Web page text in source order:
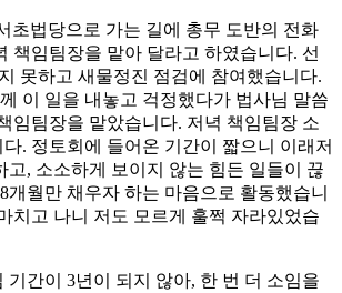
초법당으로 가는 길에 총무 도반의 전화
책임팀장을 맡아 달라고 하였습니다. 선
못하고 새물정진 점검에 참여했습니다.
이 일을 내놓고 걱정했다가 법사님 말씀
임팀장을 맡았습니다. 저녁 책임팀장 소
. 정토회에 들어온 기간이 짧으니 이래저
고, 소소하게 보이지 않는 힘든 일들이 끊
개월만 채우자 하는 마음으로 활동했습니
치고 나니 저도 모르게 훌쩍 자라있었습
기간이 3년이 되지 않아, 한 번 더 소임을